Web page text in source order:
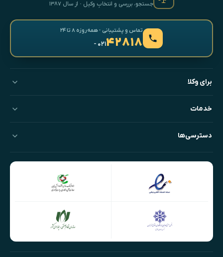
جستجو، بررسی و انتخابِ وکیل · از سال ۱۳۸۷
تماس و پشتیبانی · همه‌روزه ۸ تا ۲۴
۴۲۸۱۸- ۰۲۱
برای وکلا
خدمات
دسترسی‌ها